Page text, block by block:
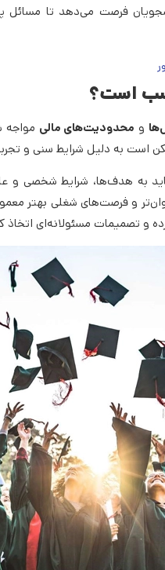
فرصت می‌دهد تا مسائل
است؟
و محدودیت‌های مالی
به دلیل شرایط سنی و تجربه
به هدف‌ها، شرایط شخصی
و فرصت‌های شغلی بهتر
و تصمیمات مسئولانه‌ای